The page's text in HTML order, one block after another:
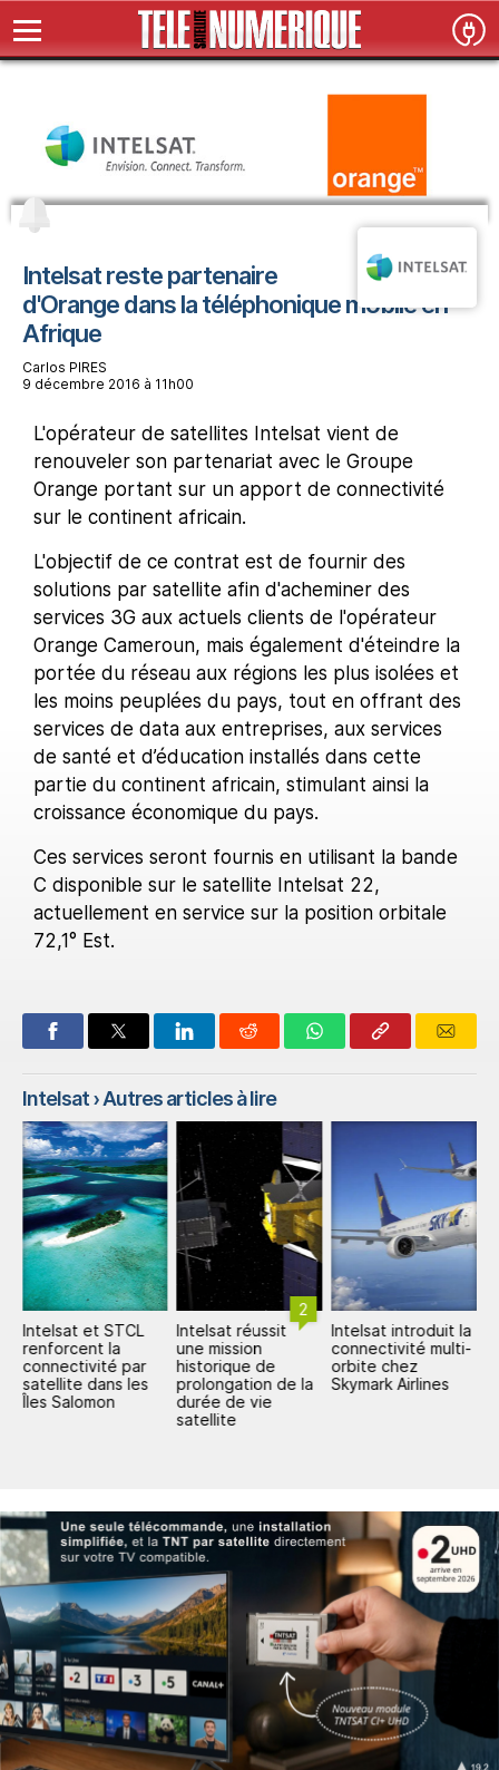
Intelsat reste partenaire
d'Orange dans la téléphonique mobile en
Afrique
Carlos PIRES
9 décembre 2016 à 11h00
L'opérateur de satellites Intelsat vient de
renouveler son partenariat avec le Groupe
Orange portant sur un apport de connectivité
sur le continent africain.
L'objectif de ce contrat est de fournir des
solutions par satellite afin d'acheminer des
services 3G aux actuels clients de l'opérateur
Orange Cameroun, mais également d'éteindre la
portée du réseau aux régions les plus isolées et
les moins peuplées du pays, tout en offrant des
services de data aux entreprises, aux services
de santé et d’éducation installés dans cette
partie du continent africain, stimulant ainsi la
croissance économique du pays.
Ces services seront fournis en utilisant la bande
C disponible sur le satellite Intelsat 22,
actuellement en service sur la position orbitale
72,1° Est.
Intelsat› Autres articles à lire
Intelsat et STCL
renforcent la
connectivité par
satellite dans les
Îles Salomon
2
Intelsat réussit
une mission
historique de
prolongation de la
durée de vie
satellite
Intelsat introduit la
connectivité multi-
orbite chez
Skymark Airlines